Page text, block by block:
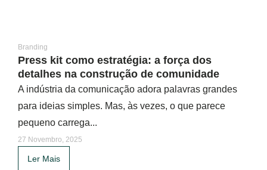
Branding
Press kit como estratégia: a força dos
detalhes na construção de comunidade
A indústria da comunicação adora palavras grandes
para ideias simples. Mas, às vezes, o que parece
pequeno carrega...
27 Novembro, 2025
Ler Mais